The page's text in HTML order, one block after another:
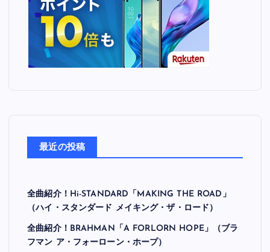
最近の投稿
全曲紹介！Hi-STANDARD「MAKING THE ROAD」
（ハイ・スタンダード メイキング・ザ・ロード）
全曲紹介！BRAHMAN「A FORLORN HOPE」（ブラ
フマン ア・フォーローン・ホープ）